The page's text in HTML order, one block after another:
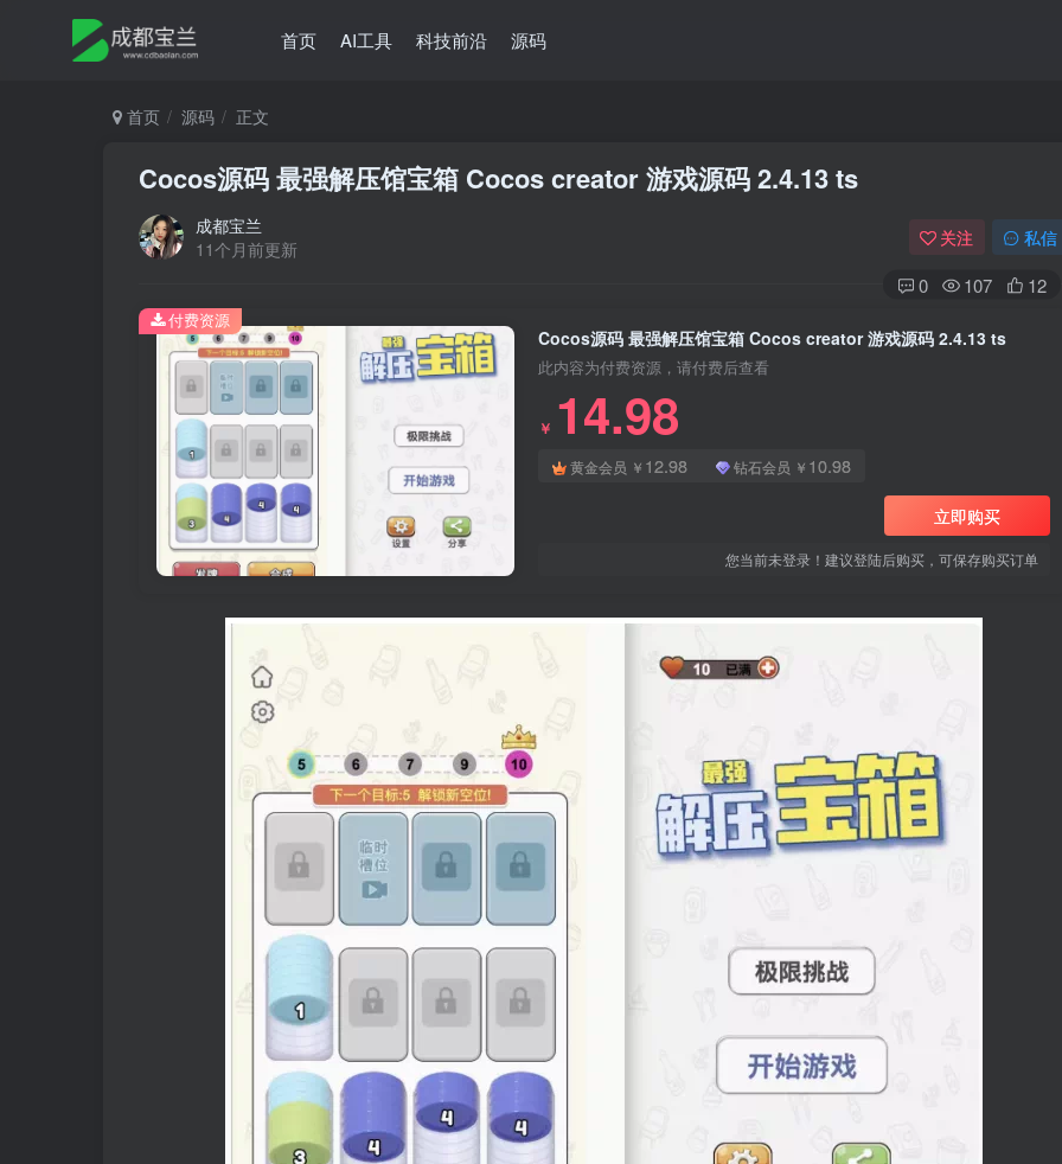
首页 AI工具 科技前沿 源码
首页 源码 正文
Cocos源码 最强解压馆宝箱 Cocos creator 游戏源码 2.4.13 ts
成都宝兰
11个月前更新
关注 私信
0 107 12
Cocos源码 最强解压馆宝箱 Cocos creator 游戏源码 2.4.13 ts
此内容为付费资源，请付费后查看
￥ 14.98
黄金会员 ￥ 12.98 钻石会员 ￥ 10.98
立即购买
您当前未登录！建议登陆后购买，可保存购买订单
付费资源